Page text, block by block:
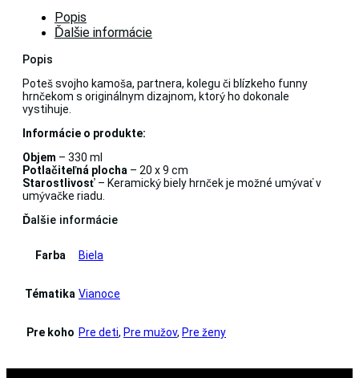
Popis
Ďalšie informácie
Popis
Poteš svojho kamoša, partnera, kolegu či blízkeho funny
hrnčekom s originálnym dizajnom, ktorý ho dokonale
vystihuje.
Informácie o produkte:
Objem – 330 ml
Potlačiteľná plocha – 20 x 9 cm
Starostlivosť – Keramický biely hrnček je možné umývať v
umývačke riadu.
Ďalšie informácie
Farba Biela
Tématika Vianoce
Pre koho Pre deti, Pre mužov, Pre ženy